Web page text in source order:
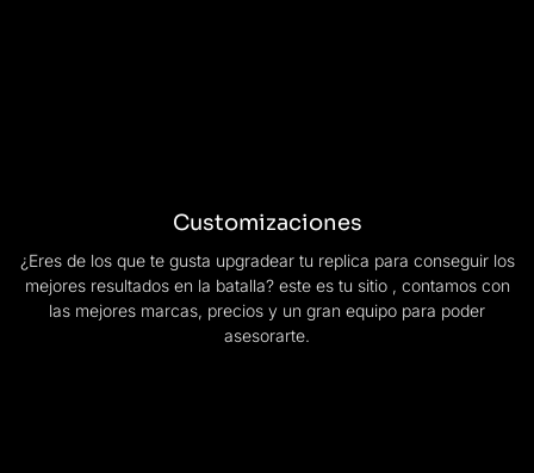
Customizaciones
¿Eres de los que te gusta upgradear tu replica para conseguir los
mejores resultados en la batalla? este es tu sitio , contamos con
las mejores marcas, precios y un gran equipo para poder
asesorarte.